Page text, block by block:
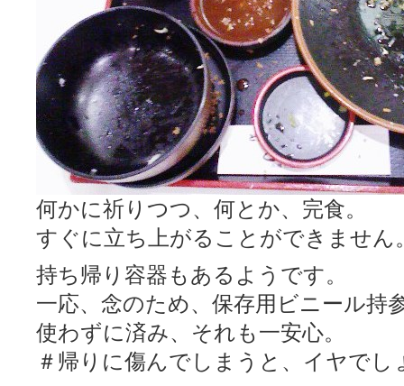
何かに祈りつつ、何とか、完食。
すぐに立ち上がることができません
持ち帰り容器もあるようです。
一応、念のため、保存用ビニール持
使わずに済み、それも一安心。
＃帰りに傷んでしまうと、イヤでし